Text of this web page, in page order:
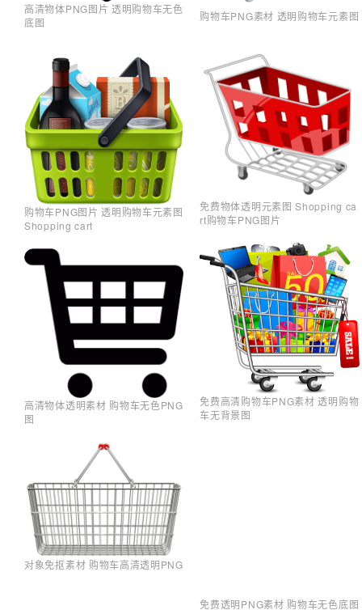
高清物体PNG图片 透明购物车无色
底图
购物车PNG图片 透明购物车元素图
Shopping cart
高清物体透明素材 购物车无色PNG
图
对象免抠素材 购物车高清透明PNG
购物车PNG素材 透明购物车元素图
免费物体透明元素图 Shopping ca
rt购物车PNG图片
免费高清购物车PNG素材 透明购物
车无背景图
免费透明PNG素材 购物车无色底图